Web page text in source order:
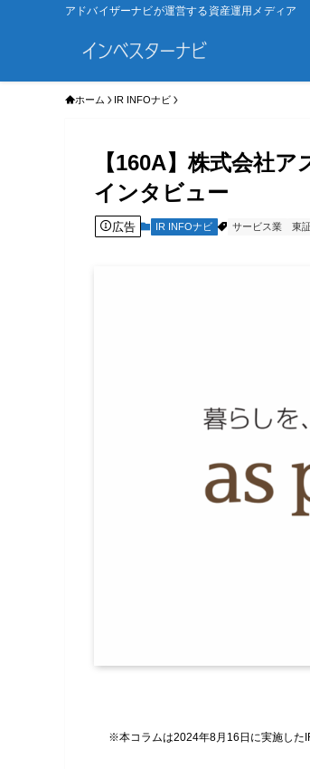
アドバイザーナビが運営する資産運用メディア
ホーム IR INFOナビ
【160A】株式会社​​
インタビュー
広告 IR INFOナビ サービス業 東
※本コラムは2024年8月16日に実施した